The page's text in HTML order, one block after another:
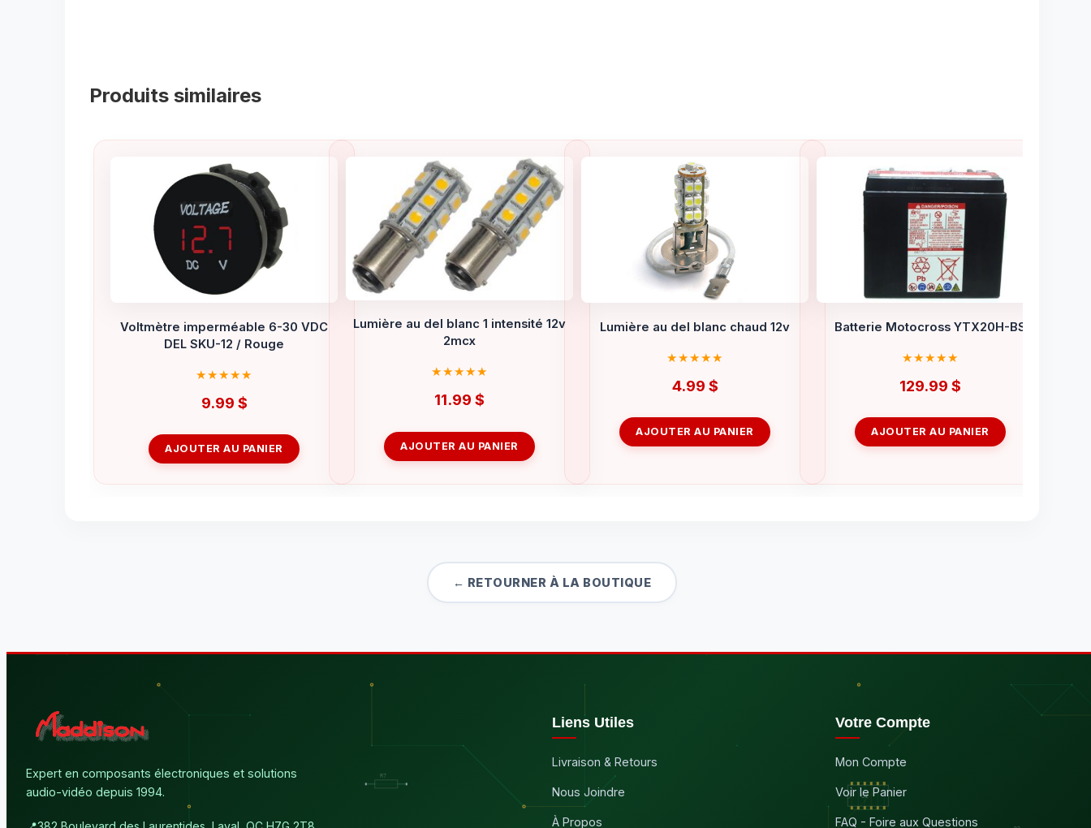
Produits similaires
Voltmètre imperméable 6-30 VDC
DEL SKU-12 / Rouge
9.99 $
AJOUTER AU PANIER
Lumière au del blanc 1 intensité 12v
2mcx
11.99 $
AJOUTER AU PANIER
Lumière au del blanc chaud 12v
4.99 $
AJOUTER AU PANIER
Batterie Motocross YTX20H-BS
129.99 $
AJOUTER AU PANIER
← RETOURNER À LA BOUTIQUE
Expert en composants électroniques et solutions
audio-vidéo depuis 1994.
Liens Utiles
Livraison & Retours
Nous Joindre
À Propos
Votre Compte
Mon Compte
Voir le Panier
FAQ - Foire aux Questions